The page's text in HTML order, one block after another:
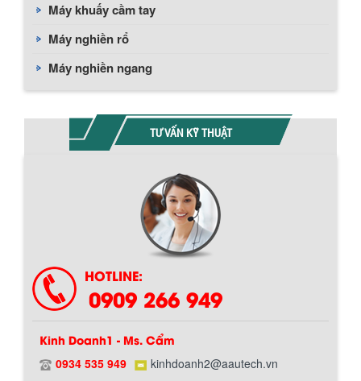
Máy khuấy cầm tay
Máy nghiền rổ
Máy nghiền ngang
TƯ VẤN KỸ THUẬT
HOTLINE:
0909 266 949
Kinh Doanh1 - Ms. Cẩm
0934 535 949 kinhdoanh2@aautech.vn